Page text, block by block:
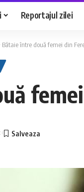
Reportajul zilei
Bătaie între două femei din